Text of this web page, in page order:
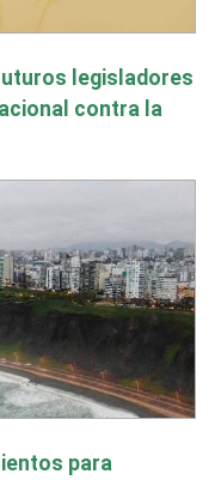
legisladores
contra la
para